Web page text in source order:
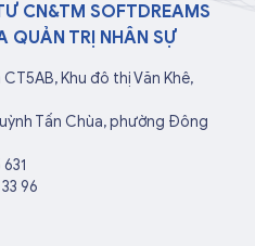
CN&TM SOFTDREAMS
QUẢN TRỊ NHÂN SỰ
Khu đô thị Văn Khê,
Tấn Chùa, phường Đông
96